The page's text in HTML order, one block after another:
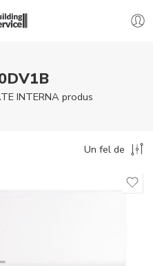
INTERNA produs
Un fel de